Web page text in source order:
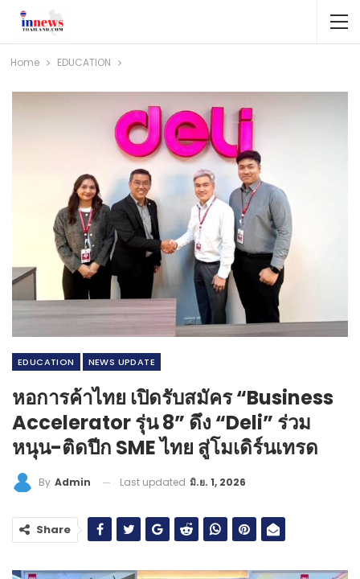
Home EDUCATION
EDUCATION NEWS​ UPDATE
หอการค้าไทย เปิดรับสมัคร “Business
Accelerator รุ่น 8” ดึง “Deli” ร่วม
หนุน-ติดปีก SME ไทย สู่โมเดิร์นเทรด
By Admin Last updated มิ.ย. 1, 2026
Share